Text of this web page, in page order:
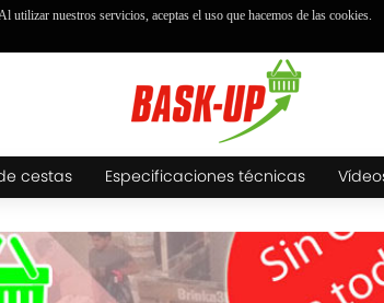
cestas Especificaciones técnicas
nuestros servicios, aceptas el uso que hacemos de las cookies.